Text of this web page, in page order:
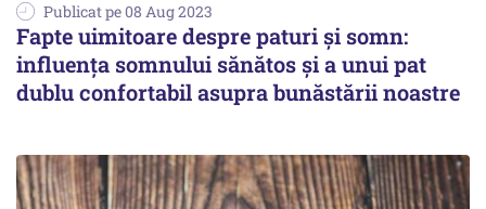
Publicat pe 08 Aug 2023
Fapte uimitoare despre paturi și somn:
influența somnului sănătos și a unui pat
dublu confortabil asupra bunăstării noastre